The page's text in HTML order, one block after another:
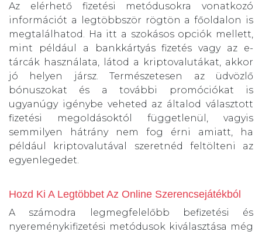
Az elérhető fizetési metódusokra vonatkozó
információt a legtöbbször rögtön a főoldalon is
megtalálhatod. Ha itt a szokásos opciók mellett,
mint például a bankkártyás fizetés vagy az e-
tárcák használata, látod a kriptovalutákat, akkor
jó helyen jársz. Természetesen az üdvözlő
bónuszokat és a további promóciókat is
ugyanúgy igénybe veheted az általod választott
fizetési megoldásoktól függetlenül, vagyis
semmilyen hátrány nem fog érni amiatt, ha
például kriptovalutával szeretnéd feltölteni az
egyenlegedet.
Hozd Ki A Legtöbbet Az Online Szerencsejátékból
A számodra legmegfelelőbb befizetési és
nyereménykifizetési metódusok kiválasztása még